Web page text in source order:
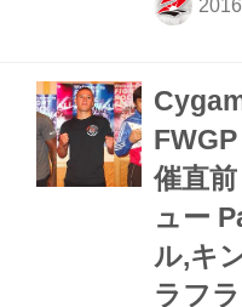
し、那須
プポジシ
が、サプ
たか見え
らすぐさ
ド連打で
た那須川
のル...
催直
ュー
ル,キ
ラフ